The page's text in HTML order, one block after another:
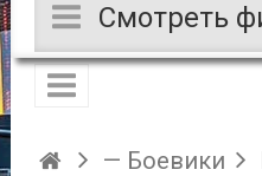
— Боевики